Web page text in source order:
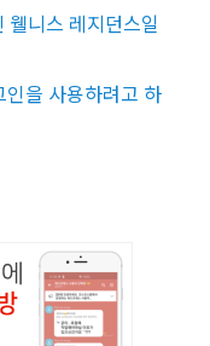
웰니스 레지던스일
을 사용하려고 하